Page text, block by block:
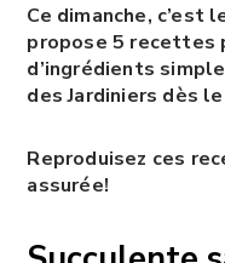
Ce dimanche, c’est
propose 5 recettes
d’ingrédients
des Jardiniers dès
Reproduisez ces
assurée!